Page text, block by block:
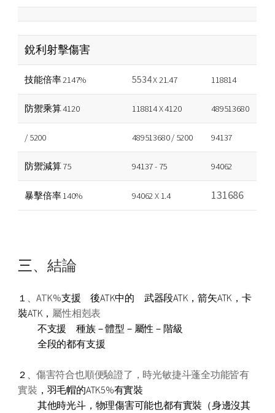
銳利射擊傷害
技能倍率 2147% 5534X 21.47 118814
防禦乘算 4120 118814 X 4120 489513680
/ 5200 489513680 / 5200 94137
防禦減算 75 94137 - 75 94062
暴擊倍率 140% 94062 X 1.4 131686
三、結論
１ ATK%支援 後ATK中的 武器段ATK，箭矢ATK，卡
裝ATK， 屬性相剋表
不支援 種族－體型－屬性－階級
全段的都有支援
２
傷害符合也順便驗證了，時光敏捷斗蓬全功能皆有
實裝 ，羽毛帽的ATK5%有實裝
其他時光斗，物理傷害可能也都有實裝（身邊沒其